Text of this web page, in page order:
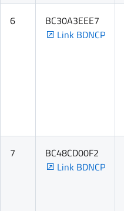
6
BC30A3EEE7
Link BDNCP
7
BC48CD00F2
Link BDNCP